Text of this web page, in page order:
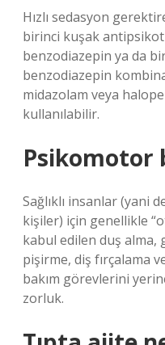
Hızlı sedasyon
birinci kuşak
benzodiazepin ya da
benzodiazepin
midazolam veya
kullanılabilir.
Psikomotor
Sağlıklı insanlar (yani
kişiler) için genellikle
kabul edilen duş alma,
pişirme, diş fırçalama
bakım görevlerini
zorluk.